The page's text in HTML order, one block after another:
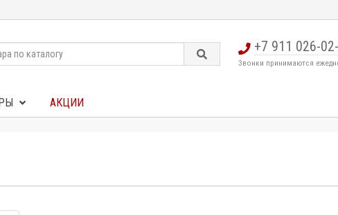
+7 911 026-
Звонки принимаются
АКЦИИ